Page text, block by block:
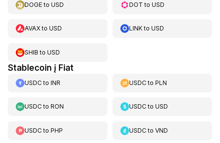
DOGEto USD DOT toUSD
AVAXto USD LINKtoUSD
SHIB to USD
Stablecoin į Fiat
USDCto INR USDCtoPLN
USDCto RON USDCtoUSD
USDCto PHP USDCtoVND